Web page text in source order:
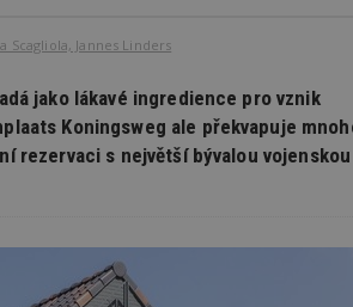
Scagliola, Jannes Linders
jako lákavé ingredience pro vznik
Koningsweg ale překvapuje
rezervaci s největší bývalou vojenskou